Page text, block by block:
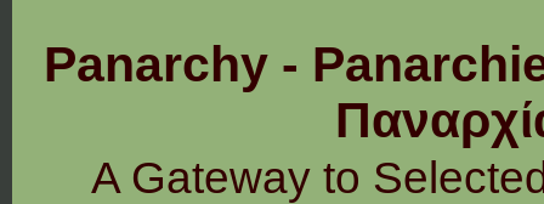
Panarchy -
A Gateway to